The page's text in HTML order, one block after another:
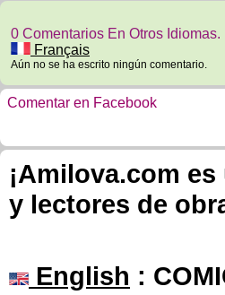
0 Comentarios En Otros Idiomas.
Français
Aún no se ha escrito ningún comentario.
Comentar en Facebook
¡Amilova.com
y lectores de
English :